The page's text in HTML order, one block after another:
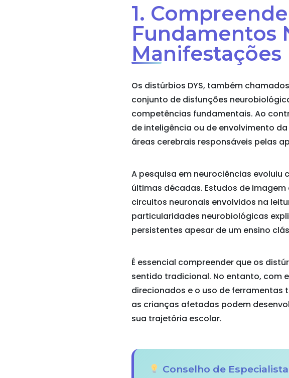
1.
Fundamentos
Manifestações
Os distúrbios DYS, também
conjunto de disfunções
competências fundamentais. Ao
de inteligência ou de envolvimento
áreas cerebrais responsáveis pelas
A pesquisa em neurociências
últimas décadas. Estudos de
circuitos neuronais envolvidos na
particularidades neurobiológicas
persistentes apesar de um ensino
É essencial compreender que os
sentido tradicional. No entanto, com
direcionados e o uso de
as crianças afetadas podem
sua trajetória escolar.
Conselho de Especialista